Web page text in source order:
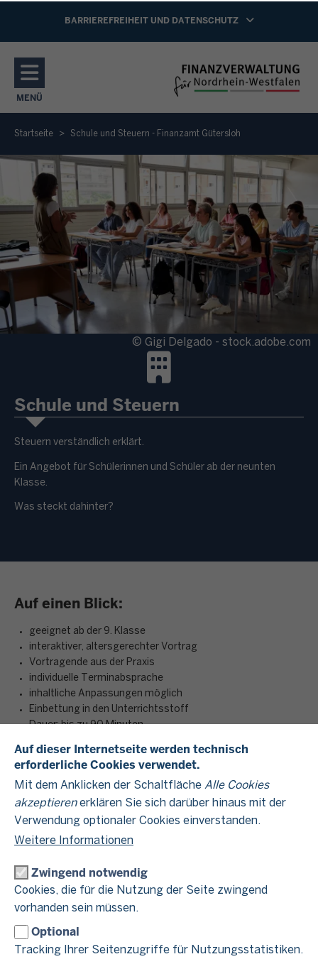
Auf dieser Internetseite werden technisch
erforderliche Cookies verwendet.
Mit dem Anklicken der Schaltfläche Alle Cookies
akzeptierenerklären Sie sich darüber hinaus mit der
Verwendung optionaler Cookies einverstanden.
Weitere Informationen
Zwingend notwendig
Cookies, die für die Nutzung der Seite zwingend
vorhanden sein müssen.
Optional
Tracking Ihrer Seitenzugriffe für Nutzungsstatistiken.
Direkt zum Inhalt
NAVIGATION AKTIVIEREN/DEAKTIVIEREN:
BARRIEREFREIHEIT UND DATENSCHUTZ
MENÜ
NAVIGATION AKTIVIEREN/DEAKTIVIEREN: HAUPTMENÜ
Startseite Schule und Steuern - Finanzamt Gütersloh
Schule und Steuern
Steuern verständlich erklärt.
Ein Angebot für Schülerinnen und Schüler ab der neunten
Klasse.
Was steckt dahinter?
© Gigi Delgado - stock.adobe.com
Auf einen Blick:
geeignet ab der 9. Klasse
interaktiver, altersgerechter Vortrag
Vortragende aus der Praxis
individuelle Terminabsprache
inhaltliche Anpassungen möglich
Einbettung in den Unterrichtsstoff
Dauer: bis zu 90 Minuten
Mitarbeitende der Finanzämter die Schulen in Nordrhein-
Westfalen – ob Real-, Gesamt- oder Kollegschule, aber auch
Gymnasium: Wir erarbeiten gemeinsam mit den Schülerinnen
und Schülern einen grundlegenden Überblick über das
Die Schülerinnen und Schüler lernen interaktiv und praxisnah
verschieden Arten von Steuern kennen und erfahren, wofür
diese verwendet werden. Schwerpunkte liegen dabei auf der
Umsatzsteuer- sowie Einkommensteuer. Neben der
Beantwortung von konkreten Fragen wie „Wie finanziert sich
unser Staat?“ und „Was bedeutet Steuergerechtigkeit“? bleibt